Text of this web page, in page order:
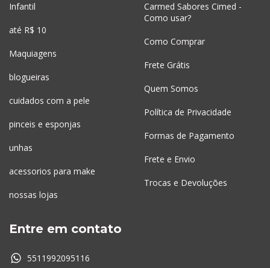
Infantil
até R$ 10
Maquiagens
blogueiras
cuidados com a pele
pinceis e esponjas
unhas
acessorios para make
nossas lojas
Carmed Sabores Cimed -
Como usar?
Como Comprar
Frete Grátis
Quem Somos
Política de Privacidade
Formas de Pagamento
Frete e Envio
Trocas e Devoluções
Entre em contato
5511992095116